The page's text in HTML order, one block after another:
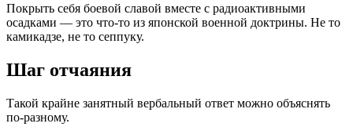
Покрыть себя боевой славой вместе с радиоактивными
осадками — это что-то из японской военной доктрины. Не то
камикадзе, не то сеппуку.
Шаг отчаяния
Такой крайне занятный вербальный ответ можно объяснять
по-разному.